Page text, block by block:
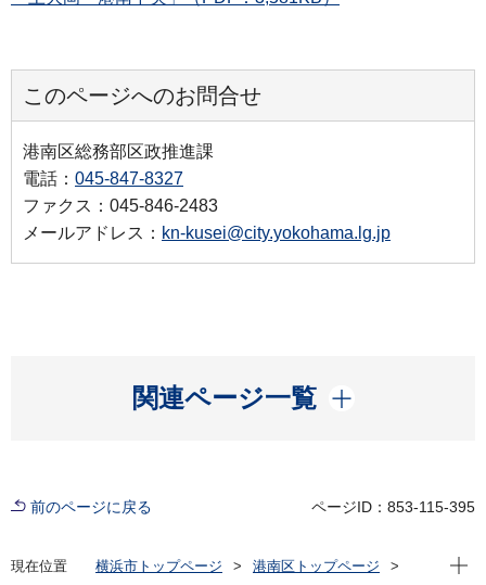
このページへのお問合せ
港南区総務部区政推進課
電話： 045-847-8327
ファクス：045-846-2483
メールアドレス： kn-kusei@city.yokohama.lg.jp
関連ページ一覧
開く
前のページに戻る ページID：853-115-395
現在位置 横浜市トップページ
港南区トップページ
現在